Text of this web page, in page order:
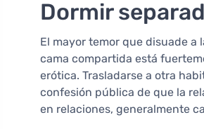
Dormir
El mayor temor que disuade a
cama compartida está
erótica. Trasladarse a otra
confesión pública de que la
en relaciones, generalmente